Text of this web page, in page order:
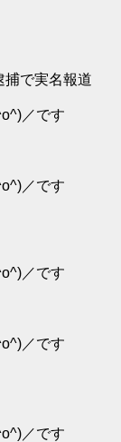
捕で実名報道
／です
／です
／です
／です
／です